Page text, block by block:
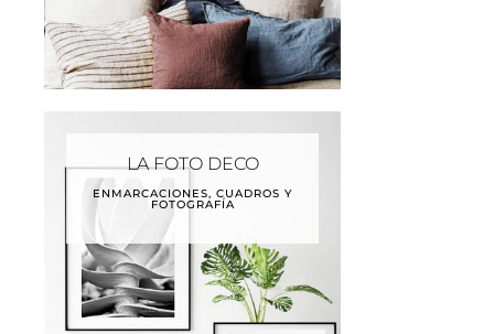
LA FOTO DECO
ENMARCACIONES, CUADROS Y
FOTOGRAFÍA